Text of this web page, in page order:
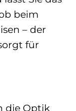
beim
– der
für
die Optik